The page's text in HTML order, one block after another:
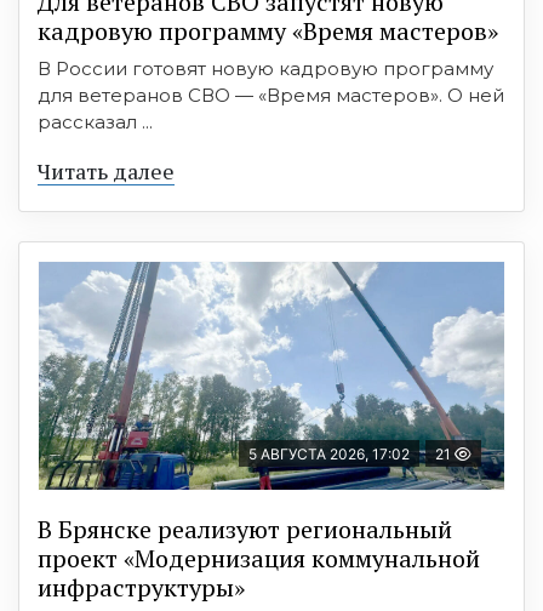
кадровую программу «Время мастеров»
В России готовят новую кадровую программу
для ветеранов СВО — «Время мастеров». О ней
рассказал ...
Читать далее
5 АВГУСТА 2026, 17:02 21
В Брянске реализуют региональный
проект «Модернизация коммунальной
инфраструктуры»